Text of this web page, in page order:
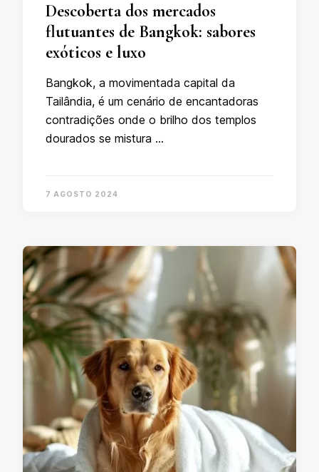
Descoberta dos mercados
flutuantes de Bangkok: sabores
exóticos e luxo
Bangkok, a movimentada capital da
Tailândia, é um cenário de encantadoras
contradições onde o brilho dos templos
dourados se mistura …
7 AGOSTO 2024